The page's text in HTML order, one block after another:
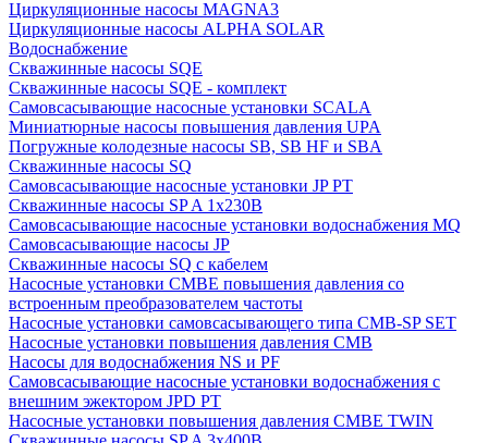
Циркуляционные насосы MAGNA3
Циркуляционные насосы ALPHA SOLAR
Водоснабжение
Скважинные насосы SQE
Скважинные насосы SQE - комплект
Cамовсасывающие насосные установки SCALA
Миниатюрные насосы повышения давления UPA
Погружные колодезные насосы SB, SB HF и SBA
Скважинные насосы SQ
Самовсасывающие насосные установки JP PT
Скважинные насосы SP A 1x230В
Самовсасывающие насосные установки водоснабжения MQ
Самовсасывающие насосы JP
Скважинные насосы SQ с кабелем
Насосные установки CMBE повышения давления со
встроенным преобразователем частоты
Насосные установки самовсасывающего типа CMB-SP SET
Насосные установки повышения давления CMB
Насосы для водоснабжения NS и PF
Самовсасывающие насосные установки водоснабжения с
внешним эжектором JPD PT
Насосные установки повышения давления CMBE TWIN